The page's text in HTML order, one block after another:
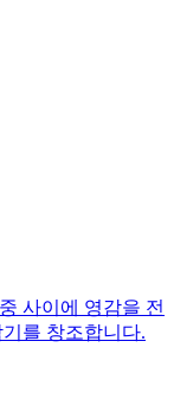
사이에 영감을 전
를 창조합니다.